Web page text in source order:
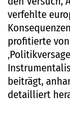
verfehlte
profitierte
beiträgt,
detailliert